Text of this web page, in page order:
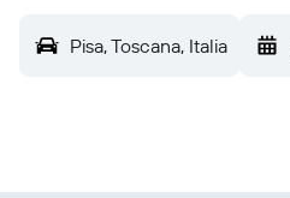
Pisa, Toscana, Italia